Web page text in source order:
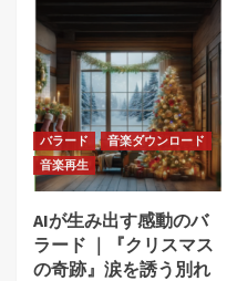
バラード
音楽ダウンロード
音楽再生
AIが生み出す感動のバ
ラード ｜『クリスマス
の奇跡』涙を誘う別れ